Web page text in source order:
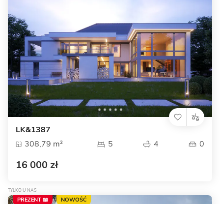
LK&1387
308,79 m²
5 4 0
16 000 zł
TYLKO U NAS
PREZENT 📖 NOWOŚĆ